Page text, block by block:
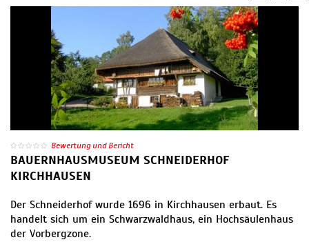
Bewertung und Bericht
BAUERNHAUSMUSEUM SCHNEIDERHOF
KIRCHHAUSEN
Der Schneiderhof wurde 1696 in Kirchhausen erbaut. Es
handelt sich um ein Schwarzwaldhaus, ein Hochsäulenhaus
der Vorbergzone.